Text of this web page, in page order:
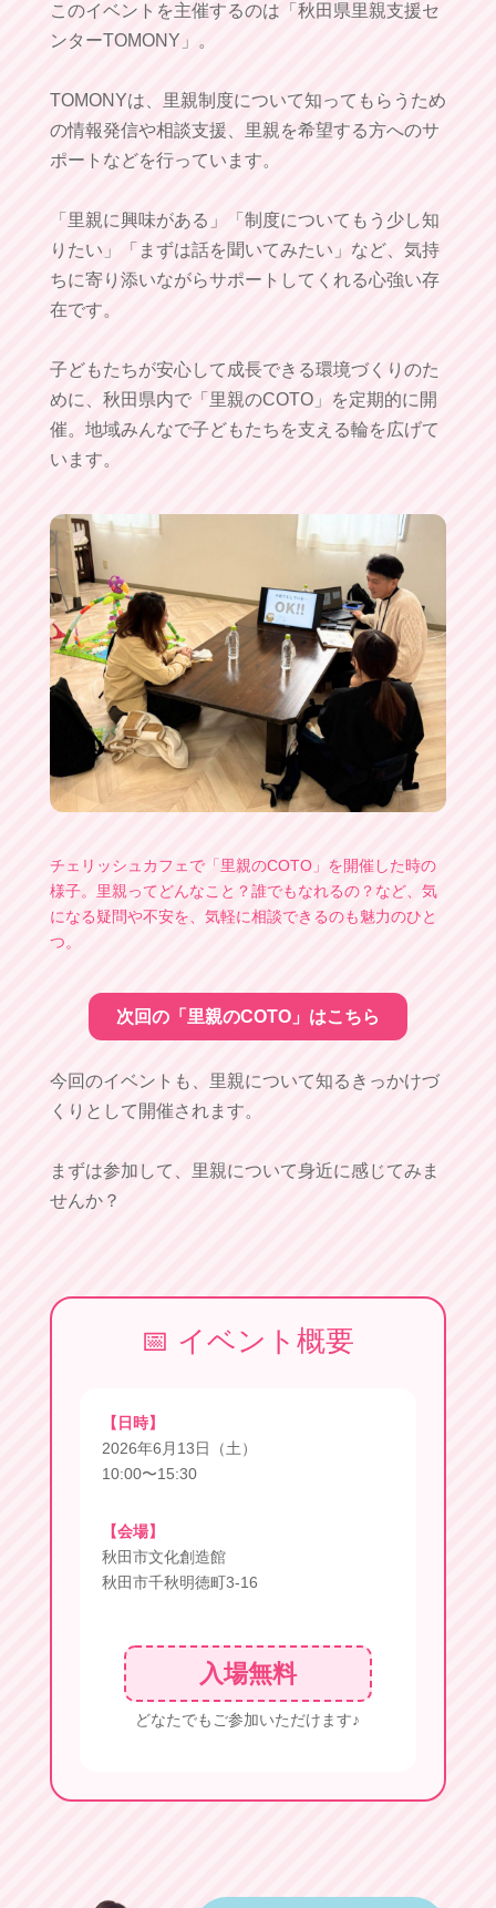
このイベントを主催するのは「秋田県里親支援セ
ンターTOMONY」。
TOMONYは、里親制度について知ってもらうため
の情報発信や相談支援、里親を希望する方へのサ
ポートなどを行っています。
「里親に興味がある」「制度についてもう少し知
りたい」「まずは話を聞いてみたい」など、気持
ちに寄り添いながらサポートしてくれる心強い存
在です。
子どもたちが安心して成長できる環境づくりのた
めに、秋田県内で「里親のCOTO」を定期的に開
催。地域みんなで子どもたちを支える輪を広げて
います。
チェリッシュカフェで「里親のCOTO」を開催した時の
様子。里親ってどんなこと？誰でもなれるの？など、気
になる疑問や不安を、気軽に相談できるのも魅力のひと
つ。
次回の「里親のCOTO」はこちら
今回のイベントも、里親について知るきっかけづ
くりとして開催されます。
まずは参加して、里親について身近に感じてみま
せんか？
📅 イベント概要
【日時】
2026年6月13日（土）
10:00〜15:30
【会場】
秋田市文化創造館
秋田市千秋明徳町3-16
入場無料
どなたでもご参加いただけます♪